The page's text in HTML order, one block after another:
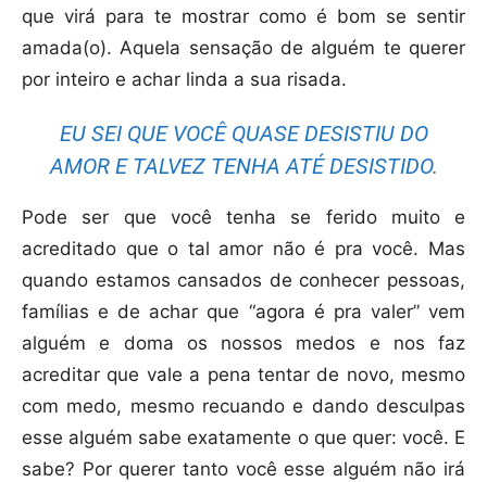
que virá para te mostrar como é bom se sentir
amada(o). Aquela sensação de alguém te querer
por inteiro e achar linda a sua risada.
EU SEI QUE VOCÊ QUASE DESISTIU DO
AMOR E TALVEZ TENHA ATÉ DESISTIDO.
Pode ser que você tenha se ferido muito e
acreditado que o tal amor não é pra você. Mas
quando estamos cansados de conhecer pessoas,
famílias e de achar que “agora é pra valer” vem
alguém e doma os nossos medos e nos faz
acreditar que vale a pena tentar de novo, mesmo
com medo, mesmo recuando e dando desculpas
esse alguém sabe exatamente o que quer: você. E
sabe? Por querer tanto você esse alguém não irá